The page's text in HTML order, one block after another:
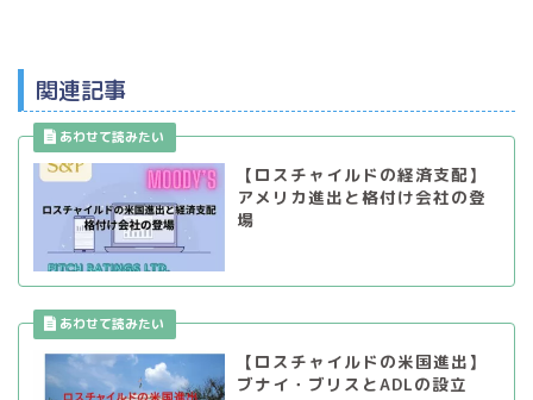
関連記事
【ロスチャイルドの経済支配】
アメリカ進出と格付け会社の登
場
【ロスチャイルドの米国進出】
ブナイ・ブリスとADLの設立